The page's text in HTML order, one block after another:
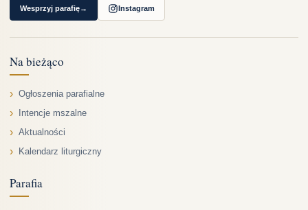
Wesprzyj parafię→ Instagram
Na bieżąco
Ogłoszenia parafialne
Intencje mszalne
Aktualności
Kalendarz liturgiczny
Parafia